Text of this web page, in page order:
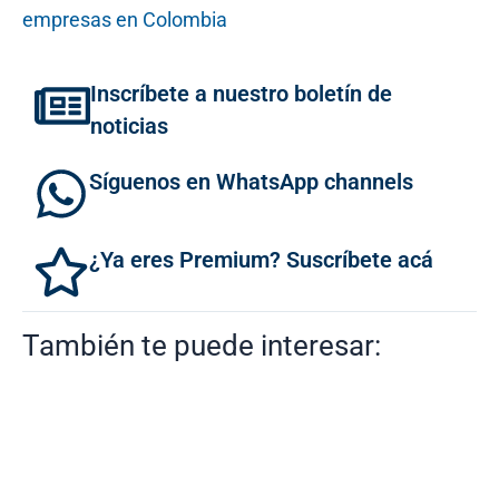
empresas en Colombia
Inscríbete a nuestro boletín de
noticias
Síguenos en WhatsApp channels
¿Ya eres Premium? Suscríbete acá
También te puede interesar: